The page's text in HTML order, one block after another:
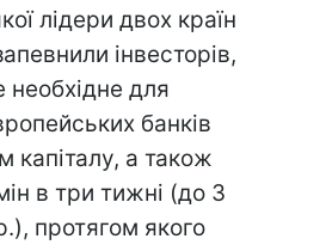
лідери двох країн
інвесторів,
для
банків
капіталу, а також
в три тижні (до 3
протягом якого